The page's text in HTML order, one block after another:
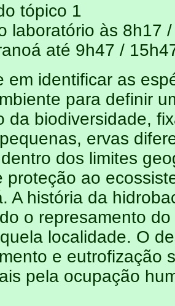
tópico 1
laboratório às 8h17
até 9h47 /
em identificar as
para definir
da biodiversidade,
ervas
dos limites
proteção ao
A história da
o represamento
localidade. O
e eutrofização
pela ocupação